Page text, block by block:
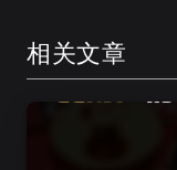
相关文章